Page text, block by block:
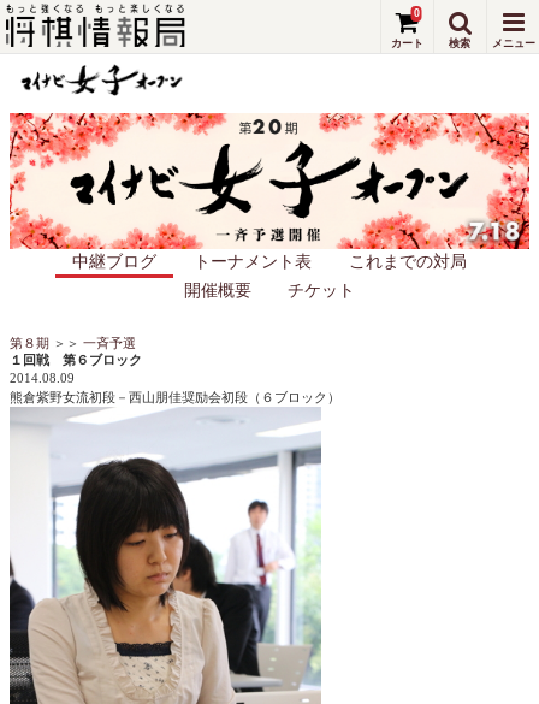
中継ブログ トーナメント表
これまでの対局
開催概要
チケット
0
第８期 ＞＞ 一斉予選
１回戦 第６ブロック
2014.08.09
熊倉紫野女流初段－西山朋佳奨励会初段（６ブロック）